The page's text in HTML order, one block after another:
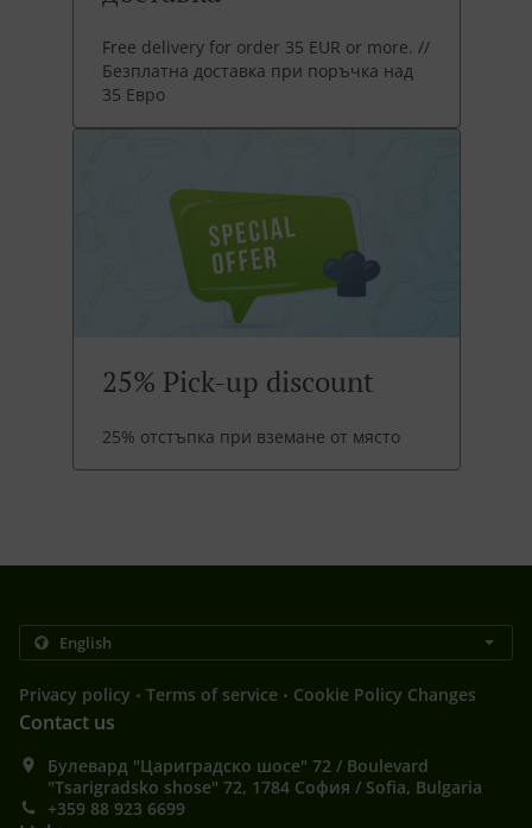
Free delivery for order 35 EUR or more. //
Безплатна доставка при поръчка над
35 Евро
25% Pick-up discount
25% отстъпка при вземане от място
Privacy policy . Terms of service . Cookie Policy Changes
Contact us
Булевард "Цариградско шосе" 72 / Boulevard
"Tsarigradsko shose" 72, 1784 София / Sofia, Bulgaria
+359 88 923 6699